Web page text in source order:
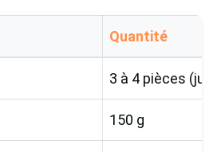
Quantité
3 à 4 pièces (jus
150 g